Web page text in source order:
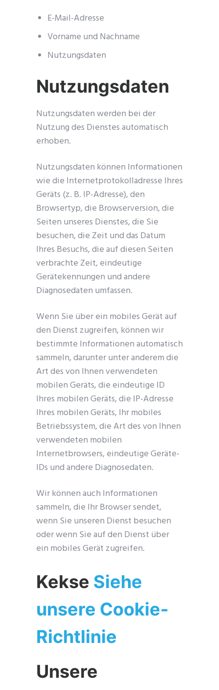
E-Mail-Adresse
Vorname und Nachname
Nutzungsdaten
Nutzungsdaten
Nutzungsdaten werden bei der
Nutzung des Dienstes automatisch
erhoben.
Nutzungsdaten können Informationen
wie die Internetprotokolladresse Ihres
Geräts (z. B. IP-Adresse), den
Browsertyp, die Browserversion, die
Seiten unseres Dienstes, die Sie
besuchen, die Zeit und das Datum
Ihres Besuchs, die auf diesen Seiten
verbrachte Zeit, eindeutige
Gerätekennungen und andere
Diagnosedaten umfassen.
Wenn Sie über ein mobiles Gerät auf
den Dienst zugreifen, können wir
bestimmte Informationen automatisch
sammeln, darunter unter anderem die
Art des von Ihnen verwendeten
mobilen Geräts, die eindeutige ID
Ihres mobilen Geräts, die IP-Adresse
Ihres mobilen Geräts, Ihr mobiles
Betriebssystem, die Art des von Ihnen
verwendeten mobilen
Internetbrowsers, eindeutige Geräte-
IDs und andere Diagnosedaten.
Wir können auch Informationen
sammeln, die Ihr Browser sendet,
wenn Sie unseren Dienst besuchen
oder wenn Sie auf den Dienst über
ein mobiles Gerät zugreifen.
Kekse Siehe
unsere Cookie-
Richtlinie
Unsere